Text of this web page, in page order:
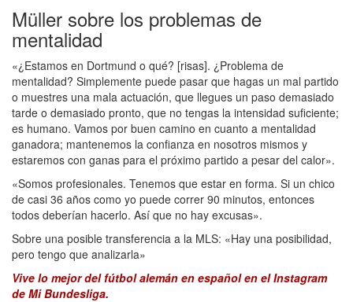
Müller sobre los problemas de
mentalidad
«¿Estamos en Dortmund o qué? [risas]. ¿Problema de
mentalidad? Simplemente puede pasar que hagas un mal partido
o muestres una mala actuación, que llegues un paso demasiado
tarde o demasiado pronto, que no tengas la intensidad suficiente;
es humano. Vamos por buen camino en cuanto a mentalidad
ganadora; mantenemos la confianza en nosotros mismos y
estaremos con ganas para el próximo partido a pesar del calor».
«Somos profesionales. Tenemos que estar en forma. Si un chico
de casi 36 años como yo puede correr 90 minutos, entonces
todos deberían hacerlo. Así que no hay excusas».
Sobre una posible transferencia a la MLS: «Hay una posibilidad,
pero tengo que analizarla»
Vive lo mejor del fútbol alemán en español en el Instagram
de Mi Bundesliga.